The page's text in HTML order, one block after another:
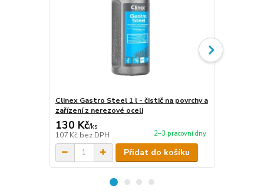
Clinex Gastro Steel 1 l - čistič na povrchy a
zařízení z nerezové oceli
130 Kč/ks
107 Kč bez DPH 2–3 pracovní dny
Přidat do košíku